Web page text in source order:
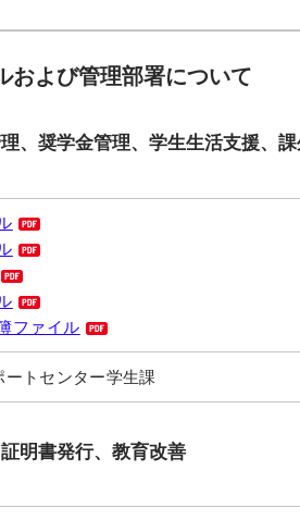
および管理部署について
、奨学金管理、学生生活支援、
ファイル
ートセンター学生課
明書発行、教育改善